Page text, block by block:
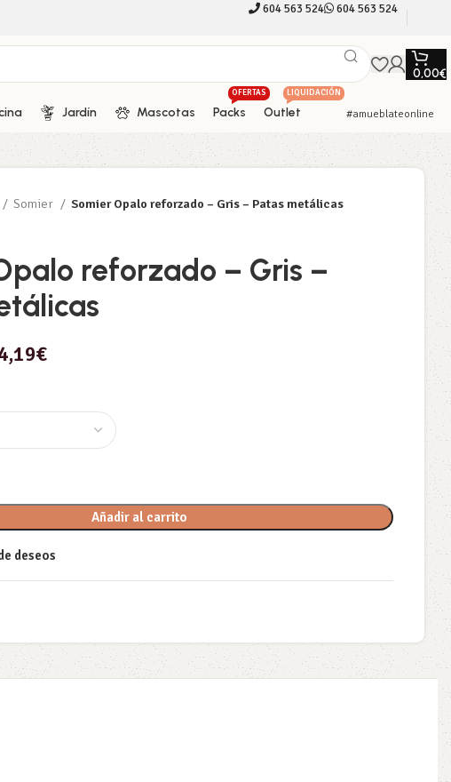
604 563 524 604 563 524
0,00€
Jardín Mascotas Packs
OFERTAS
Outlet
LIQUIDACIÓN
#amueblateonline
Somier Somier Opalo reforzado – Gris – Patas metálicas
reforzado – Gris –
€
Añadir al carrito
deseos